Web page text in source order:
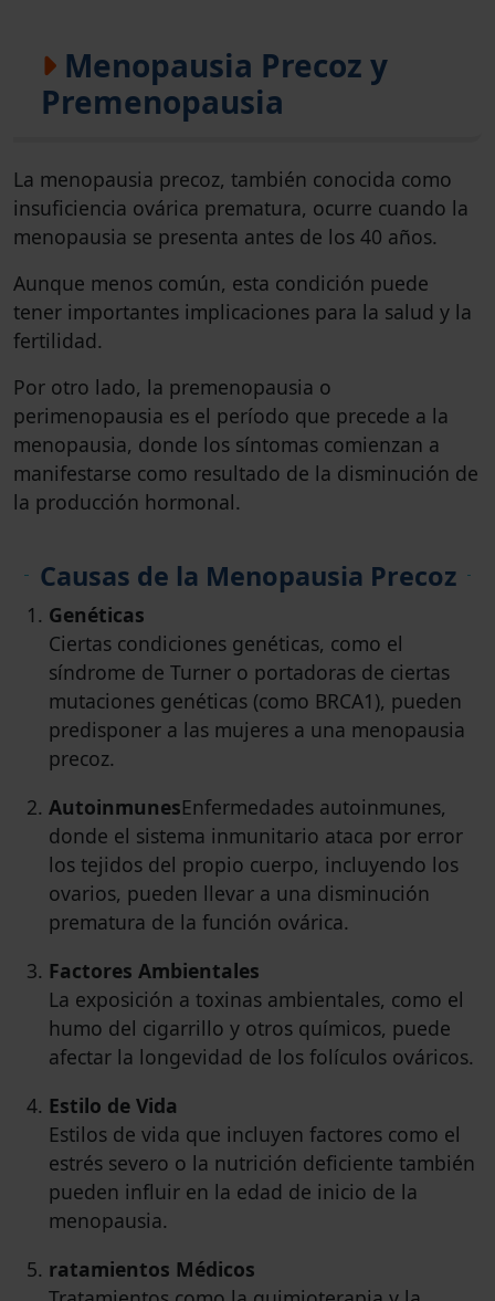
Menopausia Precoz y
Premenopausia
La menopausia precoz, también conocida como
insuficiencia ovárica prematura, ocurre cuando la
menopausia se presenta antes de los 40 años.
Aunque menos común, esta condición puede
tener importantes implicaciones para la salud y la
fertilidad.
Por otro lado, la premenopausia o
perimenopausia es el período que precede a la
menopausia, donde los síntomas comienzan a
manifestarse como resultado de la disminución de
la producción hormonal.
Causas de la Menopausia Precoz
Genéticas
Ciertas condiciones genéticas, como el
síndrome de Turner o portadoras de ciertas
mutaciones genéticas (como BRCA1), pueden
predisponer a las mujeres a una menopausia
precoz.
AutoinmunesEnfermedades autoinmunes,
donde el sistema inmunitario ataca por error
los tejidos del propio cuerpo, incluyendo los
ovarios, pueden llevar a una disminución
prematura de la función ovárica.
Factores Ambientales
La exposición a toxinas ambientales, como el
humo del cigarrillo y otros químicos, puede
afectar la longevidad de los folículos ováricos.
Estilo de Vida
Estilos de vida que incluyen factores como el
estrés severo o la nutrición deficiente también
pueden influir en la edad de inicio de la
menopausia.
ratamientos Médicos